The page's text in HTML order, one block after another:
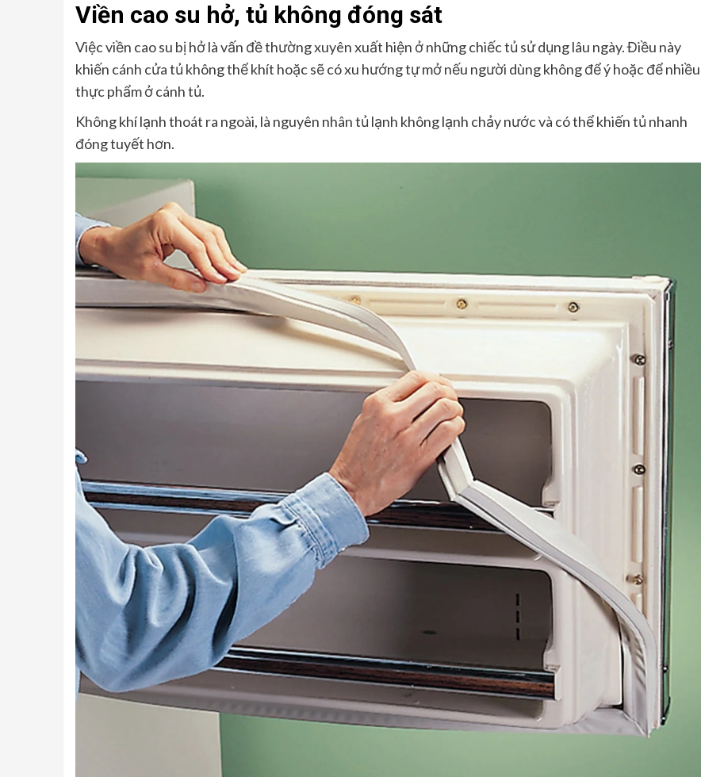
Viền cao su hở, tủ không đóng sát
Việc viền cao su bị hở là vấn đề thường xuyên xuất hiện ở những chiếc tủ sử dụng lâu ngày. Điều này
khiến cánh cửa tủ không thể khít hoặc sẽ có xu hướng tự mở nếu người dùng không để ý hoặc để nhiều
thực phẩm ở cánh tủ.
Không khí lạnh thoát ra ngoài, là nguyên nhân tủ lạnh không lạnh chảy nước và có thể khiến tủ nhanh
đóng tuyết hơn.